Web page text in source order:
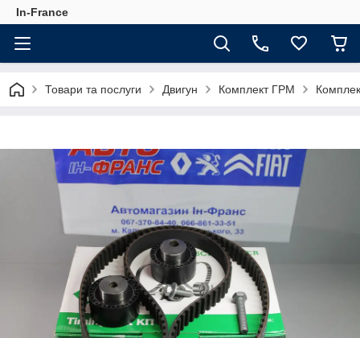
In-France
Товари та послуги Двигун Комплект ГРМ